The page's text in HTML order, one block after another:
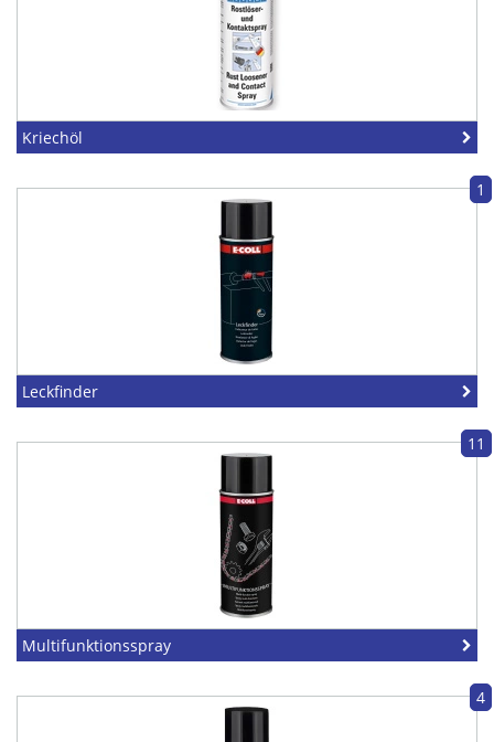
Kriechöl
1
Leckfinder
11
Multifunktionsspray
4